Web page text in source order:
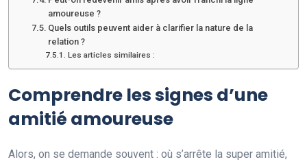
amoureuse ?
Quels outils peuvent aider à clarifier la nature de la
relation ?
Les articles similaires :
Comprendre les signes d’une
amitié amoureuse
Alors, on se demande souvent : où s’arrête la super amitié,